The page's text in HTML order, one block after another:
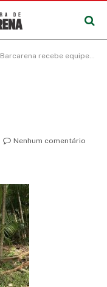
Barcarena recebe equipes do IBGE para Prova Piloto do Censo Agropecuário, lançamento de mapa-múndi e celebração dos 90 anos da instituição na região Norte
Nenhum comentário